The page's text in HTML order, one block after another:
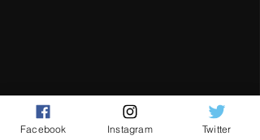
Facebook Instagram Twitter